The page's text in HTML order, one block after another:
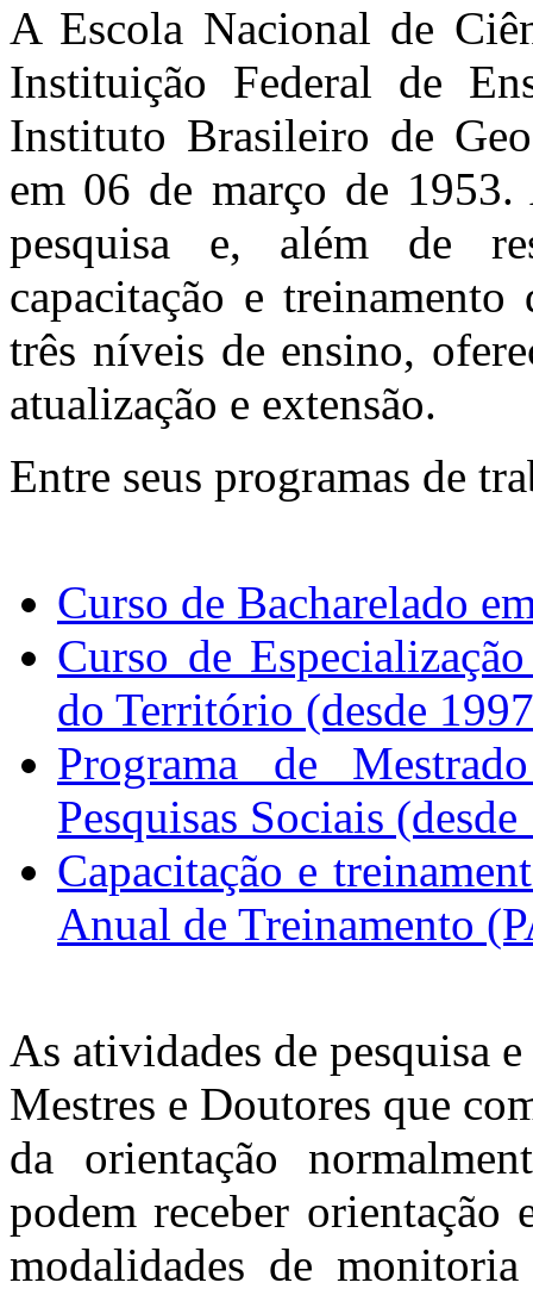
A Escola Nacional de
Instituição Federal de
Instituto Brasileiro de
em 06 de março de
pesquisa e, além de
capacitação e
três níveis de ensino,
atualização e extensão.
Entre seus programas de
Curso de Bacharelado
Curso de
do Território (desde
Programa de
Pesquisas Sociais
Capacitação e
Anual de Treinamento
As atividades de pesquisa
Mestres e Doutores que
da orientação
podem receber orientação
modalidades de